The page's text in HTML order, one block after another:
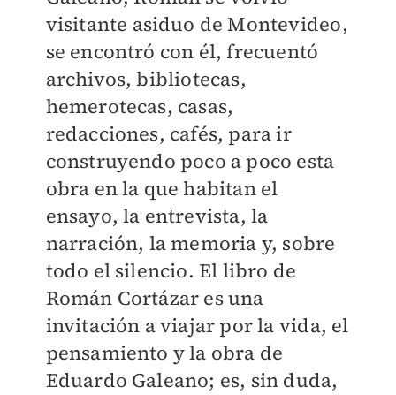
visitante asiduo de Montevideo,
se encontró con él, frecuentó
archivos, bibliotecas,
hemerotecas, casas,
redacciones, cafés, para ir
construyendo poco a poco esta
obra en la que habitan el
ensayo, la entrevista, la
narración, la memoria y, sobre
todo el silencio. El libro de
Román Cortázar es una
invitación a viajar por la vida, el
pensamiento y la obra de
Eduardo Galeano; es, sin duda,